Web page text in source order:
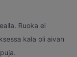
Ruoka ei
kala oli aivan